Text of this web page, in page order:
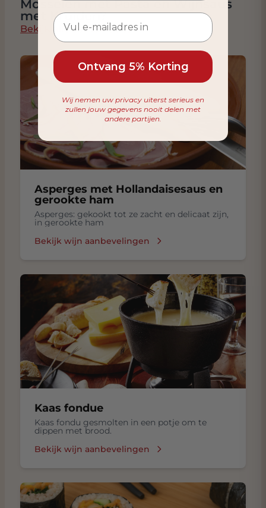
Mosselen met Pasta en Wijnsaus
met Kruiden?
Bekijk alle combinaties
Asperges met Hollandaisesaus en
gerookte ham
Asperges: gekookt tot ze zacht en delicaat zijn,
in gerookte ham
Bekijk wijn aanbevelingen
Kaas fondue
Kaas fondu gesmolten in een potje om te
dippen met brood.
Bekijk wijn aanbevelingen
Ontvang 5% Korting
Wij nemen uw privacy uiterst serieus en
zullen jouw gegevens nooit delen met
andere partijen.